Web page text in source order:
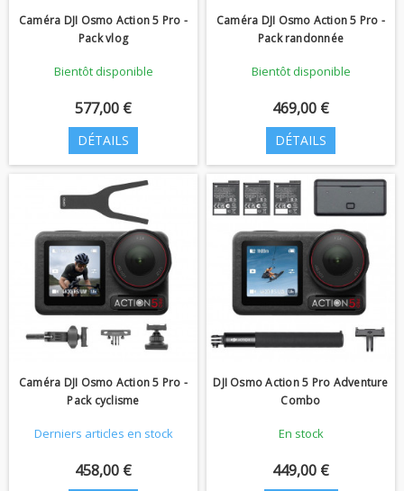
Caméra DJI Osmo Action 5 Pro -
Pack vlog
Bientôt disponible
577,00 €
DÉTAILS
Caméra DJI Osmo Action 5 Pro -
Pack randonnée
Bientôt disponible
469,00 €
DÉTAILS
Caméra DJI Osmo Action 5 Pro -
Pack cyclisme
Derniers articles en stock
458,00 €
DJI Osmo Action 5 Pro Adventure
Combo
En stock
449,00 €